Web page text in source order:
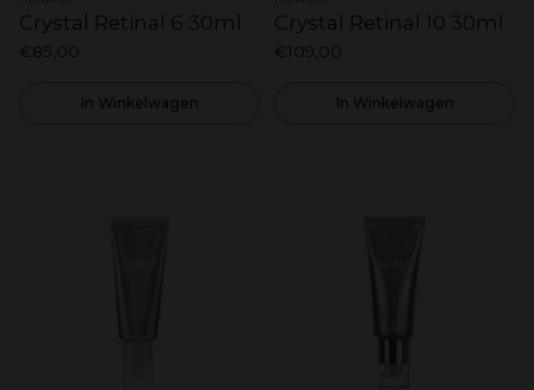
Crystal Retinal 6 30ml
€85,00
In Winkelwagen
Crystal Retinal 10 30ml
€109,00
In Winkelwagen